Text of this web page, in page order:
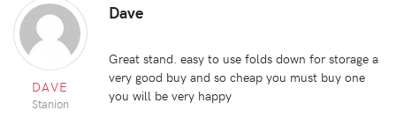
DAVE
Stanion
Dave
Great stand. easy to use folds down for storage a
very good buy and so cheap you must buy one
you will be very happy